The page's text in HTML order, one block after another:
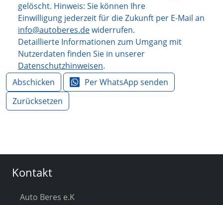
gelöscht. Hinweis: Sie können Ihre
Einwilligung jederzeit für die Zukunft per E-Mail an
info@autoberes.dewiderrufen.
Detaillierte Informationen zum Umgang mit
Nutzerdaten finden Sie in unserer
Datenschutzhinweisen.
Abschicken
Per WhatsApp senden
Zurücksetzen
Kontakt
Auto Beres e.K